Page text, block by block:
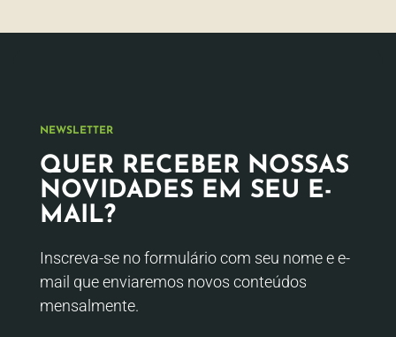
NEWSLETTER
QUER RECEBER NOSSAS
NOVIDADES EM SEU E-
MAIL?
Inscreva-se no formulário com seu nome e e-
mail que enviaremos novos conteúdos
mensalmente.